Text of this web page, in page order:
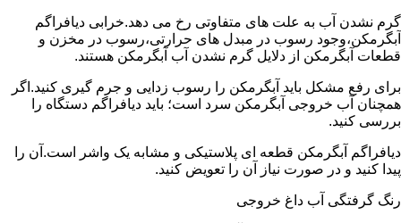
گرم نشدن آب به علت های متفاوتی رخ می دهد.خرابی دیافراگم
آبگرمکن،وجود رسوب در مبدل های حرارتی،رسوب در مخزن و
قطعات آبگرمکن از دلایل گرم نشدن آب آبگرمکن هستند.
برای رفع مشکل باید آبگرمکن را رسوب زدایی و جرم گیری کنید.اگر
همچنان آب خروجی آبگرمکن سرد است؛ باید دیافراگم دستگاه را
بررسی کنید.
دیافراگم آبگرمکن قطعه ای پلاستیکی و مشابه یک واشر است.آن را
پیدا کنید و در صورت نیاز آن را تعویض کنید.
رنگ گرفتگی آب داغ خروجی